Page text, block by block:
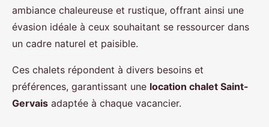
ambiance chaleureuse et rustique, offrant ainsi une
évasion idéale à ceux souhaitant se ressourcer dans
un cadre naturel et paisible.
Ces chalets répondent à divers besoins et
préférences, garantissant une location chalet Saint-
Gervais adaptée à chaque vacancier.